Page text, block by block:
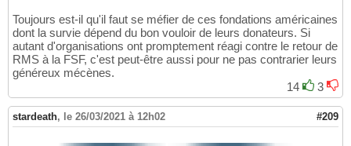
Toujours est-il qu'il faut se méfier de ces fondations américaines
dont la survie dépend du bon vouloir de leurs donateurs. Si
autant d'organisations ont promptement réagi contre le retour de
RMS à la FSF, c'est peut-être aussi pour ne pas contrarier leurs
généreux mécènes.
14
3
stardeath, le 26/03/2021 à 12h02 #209